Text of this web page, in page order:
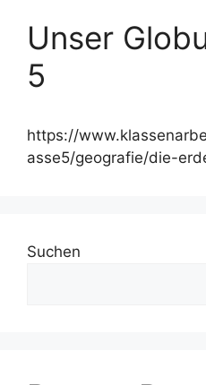
Unser
5
https://
asse5/geografie/die-
Suchen